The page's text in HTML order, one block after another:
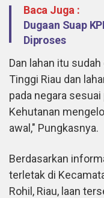
Baca Juga :
Dugaan Suap
Diproses
Dan lahan itu
Tinggi Riau dan
pada negara
Kehutanan
awal," Pungkasnya.
Berdasarkan
terletak di
Rohil, Riau, laan